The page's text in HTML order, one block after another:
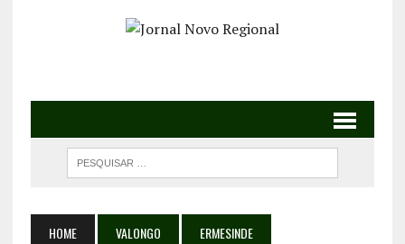
HOME VALONGO ERMESINDE